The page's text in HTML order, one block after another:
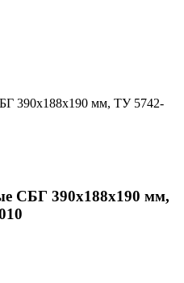
СБГ 390х188х190 мм,